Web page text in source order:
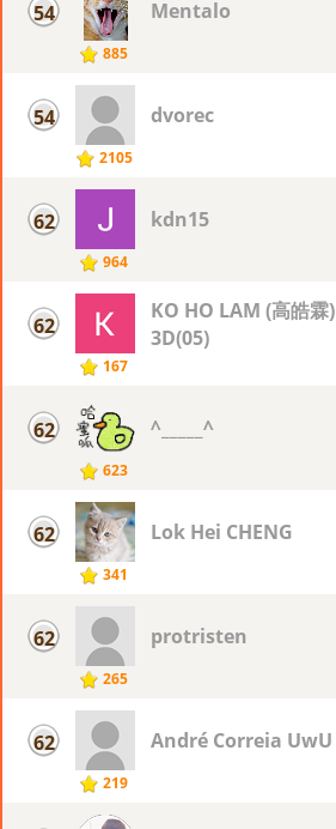
54
885
Mentalo
54
2105
dvorec
62
964
kdn15
62
167
KO HO LAM (高皓霖)
3D(05)
62
623
^_____^
62
341
Lok Hei CHENG
62
265
protristen
62
219
André Correia UwU